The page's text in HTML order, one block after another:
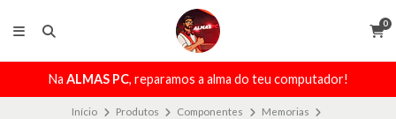
0
Na ALMAS PC, reparamos a alma do teu computador!
Início Produtos Componentes
Memorias